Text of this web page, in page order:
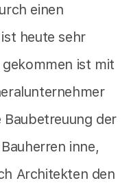
einen
heute sehr
ist mit
der
inne,
Architekten den